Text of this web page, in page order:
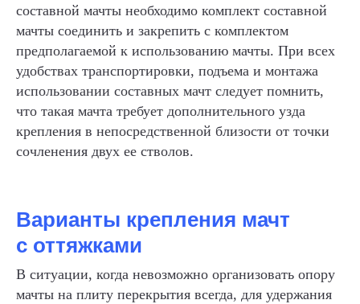
составной мачты необходимо комплект составной
мачты соединить и закрепить с комплектом
предполагаемой к использованию мачты. При всех
удобствах транспортировки, подъема и монтажа
использовании составных мачт следует помнить,
что такая мачта требует дополнительного узда
крепления в непосредственной близости от точки
сочленения двух ее стволов.
Варианты крепления мачт
с оттяжками
В ситуации, когда невозможно организовать опору
мачты на плиту перекрытия всегда, для удержания